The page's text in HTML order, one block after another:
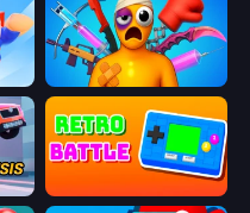
Fun Ragdoll Challenge!
Retro Battle